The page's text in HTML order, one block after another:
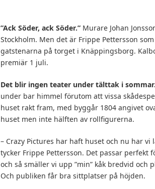
”Ack Söder, ack Söder.” Murare Johan
Stockholm. Men det är Frippe Pettersson
gatstenarna på torget i Knäppingsborg.
premiär 1 juli.
Det blir ingen teater under tälttak i sommar.
under bar himmel förutom att vissa
huset rakt fram, med byggår 1804 angivet
huset men inte hälften av rollfigurerna.
– Crazy Pictures har haft huset och nu har
tycker Frippe Pettersson. Det passar perfekt
och så smäller vi upp ”min” kåk bredvid och
Och publiken får bra sittplatser på höjden.